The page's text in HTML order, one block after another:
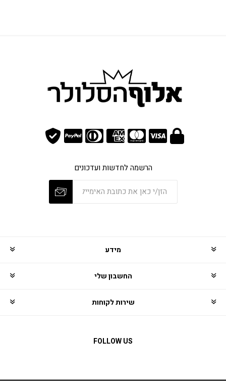
הרשמה לחדשות ועדכונים
מידע
החשבון שלי
שירות לקוחות
FOLLOW US